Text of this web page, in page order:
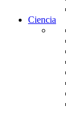
Ciencia